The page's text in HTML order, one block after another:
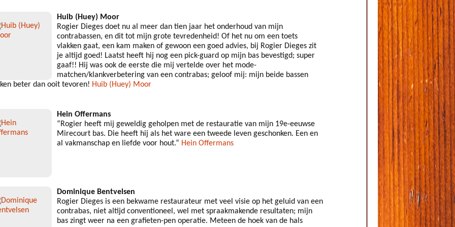
Huib (Huey) Moor
Rogier Dieges doet nu al meer dan tien jaar het onderhoud van mijn
contrabassen, en dit tot mijn grote tevredenheid! Of het nu om een toets
vlakken gaat, een kam maken of gewoon een goed advies, bij Rogier Dieges zit
je altijd goed! Laatst heeft hij nog een pick-guard op mijn bas bevestigd; super
gaaf!! Hij was ook de eerste die mij vertelde over het mode-
matchen/klankverbetering van een contrabas; geloof mij: mijn beide bassen
beter dan ooit tevoren! Huib (Huey) Moor
Hein Offermans
“Rogier heeft mij geweldig geholpen met de restauratie van mijn 19e-eeuwse
Mirecourt bas. Die heeft hij als het ware een tweede leven geschonken. Een en
al vakmanschap en liefde voor hout.” Hein Offermans
Dominique Bentvelsen
Rogier Dieges is een bekwame restaurateur met veel visie op het geluid van een
contrabas, niet altijd conventioneel, wel met spraakmakende resultaten; mijn
bas zingt weer na een grafieten-pen operatie. Meteen de hoek van de hals